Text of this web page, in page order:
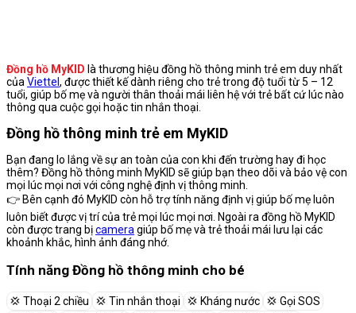
Đồng hồ MyKID là thương hiệu đồng hồ thông minh trẻ em duy nhất
của Viettel, được thiết kế dành riêng cho trẻ trong độ tuổi từ 5 – 12
tuổi, giúp bố mẹ và người thân thoải mái liên hệ với trẻ bất cứ lúc nào
thông qua cuộc gọi hoặc tin nhắn thoại.
Đồng hồ thông minh trẻ em MyKID
Bạn đang lo lắng về sự an toàn của con khi đến trường hay đi học
thêm? Đồng hồ thông minh MyKID sẽ giúp bạn theo dõi và bảo vệ con
mọi lúc mọi nơi với công nghệ định vị thông minh.
👉 Bên cạnh đó MyKID còn hỗ trợ tính năng định vị giúp bố mẹ luôn
luôn biết được vị trí của trẻ mọi lúc mọi nơi. Ngoài ra đồng hồ MyKID
còn được trang bịcameragiúp bố mẹ và trẻ thoải mái lưu lại các
khoảnh khắc, hình ảnh đáng nhớ.
Tính năng Đồng hồ thông minh cho bé
💢 Thoại 2 chiều 💢 Tin nhắn thoại 💢 Kháng nước 💢 Gọi SOS